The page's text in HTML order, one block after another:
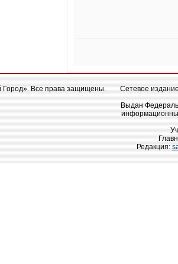
Все права защищены.
Сетевое
Выдан
Редакция: